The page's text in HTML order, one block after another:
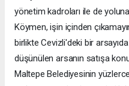
yönetim kadroları ile de
Köymen, işin içinden
birlikte Cevizli'deki bir
düşünülen arsanın satışa
Maltepe Belediyesinin